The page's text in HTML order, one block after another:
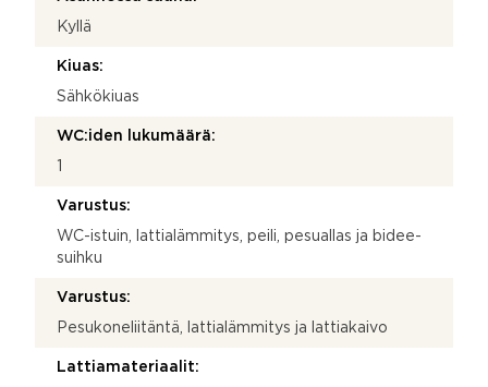
Kyllä
Kiuas:
Sähkökiuas
WC:iden lukumäärä:
Varustus:
WC-istuin, lattialämmitys, peili, pesuallas ja bidee-
suihku
Varustus:
Pesukoneliitäntä, lattialämmitys ja lattiakaivo
Lattiamateriaalit: